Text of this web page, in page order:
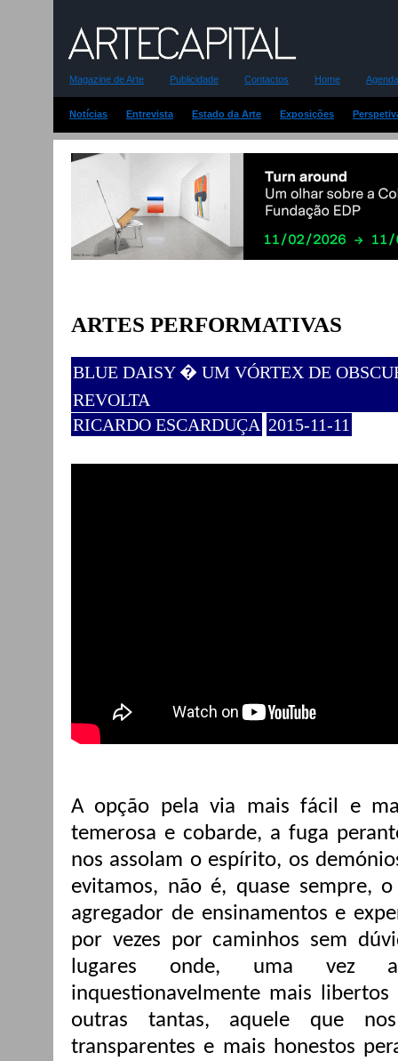
Magazine de Arte Publicidade Contactos Home
Notícias Entrevista Estado da Arte Exposições
ARTES PERFORMATIVAS
BLUE DAISY � UM VÓRTEX DE
REVOLTA
RICARDO ESCARDUÇA 2015-11-11
A opção pela via mais fácil e
temerosa e cobarde, a fuga
nos assolam o espírito, os
evitamos, não é, quase sempre,
agregador de ensinamentos e
por vezes por caminhos sem
lugares onde, uma vez
inquestionavelmente mais
outras tantas, aquele que
transparentes e mais honestos